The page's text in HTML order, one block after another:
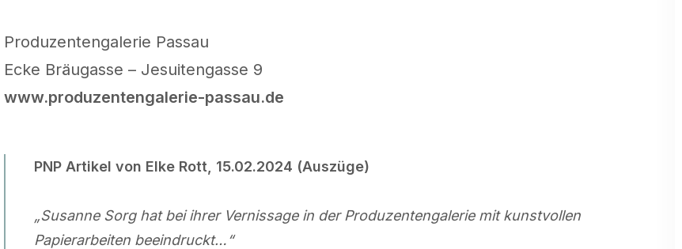
Produzentengalerie Passau
Ecke Bräugasse – Jesuitengasse 9
www.produzentengalerie-passau.de
PNP Artikel von Elke Rott, 15.02.2024 (Auszüge)
„Susanne Sorg hat bei ihrer Vernissage in der Produzentengalerie mit kunstvollen
Papierarbeiten beeindruckt…“